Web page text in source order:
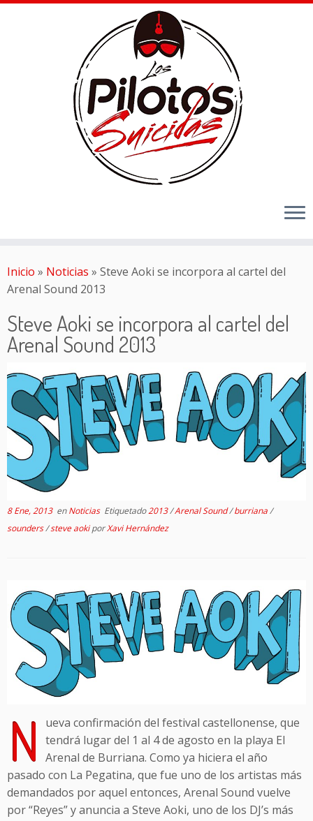
Inicio » Noticias » Steve Aoki se incorpora al cartel del
Arenal Sound 2013
Steve Aoki se incorpora al cartel del
Arenal Sound 2013
8 Ene, 2013enNoticias Etiquetado2013/Arenal Sound/burriana/
sounders/steve aokiporXavi Hernández
N
ueva confirmación del festival castellonense, que
tendrá lugar del 1 al 4 de agosto en la playa El
Arenal de Burriana. Como ya hiciera el año
pasado con La Pegatina, que fue uno de los artistas más
demandados por aquel entonces, Arenal Sound vuelve
por “Reyes” y anuncia a Steve Aoki, uno de los DJ’s más